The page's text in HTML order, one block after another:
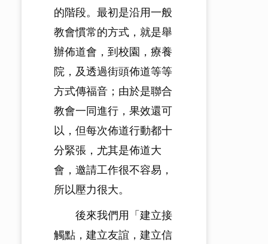
的階段。最初是沿用一般
教會慣常的方式，就是舉
辦佈道會，到校園，療養
院，及透過街頭佈道等等
方式傳福音；由於是聯合
教會一同進行，果效還可
以，但每次佈道行動都十
分緊張，尤其是佈道大
會，邀請工作很不容易，
所以壓力很大。
後來我們用「建立接
觸點，建立友誼，建立信